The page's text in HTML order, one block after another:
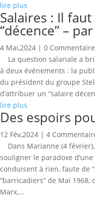
lire plus
Salaires : Il
“décence” –
4 Mai,2024 | 0
La question salariale a
à deux événements : la
du président du groupe
d’attribuer un “salaire
lire plus
Des espoirs
12 Fév,2024 | 4
Dans Marianne (4
souligner le paradoxe
conduisent à rien, faute de
“barricadiers” de Mai 1968,
Marx,...